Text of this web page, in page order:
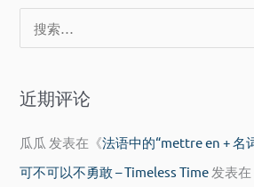
索
近期评论
瓜瓜 发表在《法语中的“mettre en + 名
可不可以不勇敢 – Timeless Time 发表